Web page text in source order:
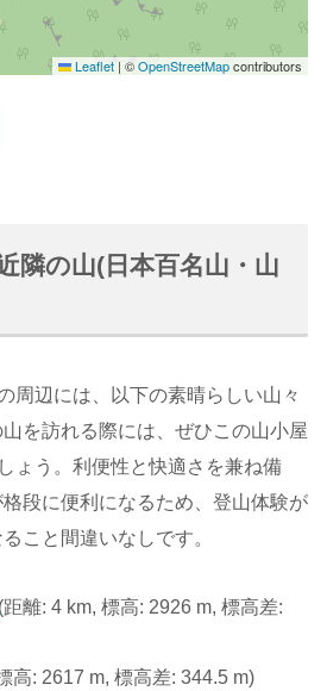
Leaflet | ©OpenStreetMapcontributors
隣の山(日本百名山・山
周辺には、以下の素晴らしい山々
を訪れる際には、ぜひこの山小屋
ょう。利便性と快適さを兼ね備
段に便利になるため、登山体験が
こと間違いなしです。
(距離: 4 km, 標高: 2926 m, 標高差:
高: 2617 m, 標高差: 344.5 m)